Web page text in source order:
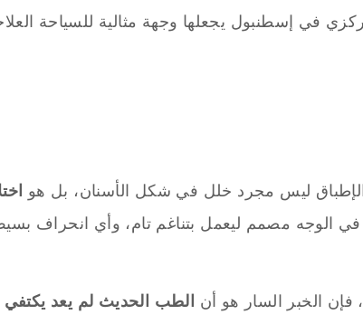
في إسطنبول يجعلها وجهة مثالية للسياحة
ليس مجرد خلل في شكل الأسنان، بل هو
الوجه مصمم ليعمل بتناغم تام، وأي انحراف
فإن الخبر السار هو أن الطب الحديث لم يعد يكتفي